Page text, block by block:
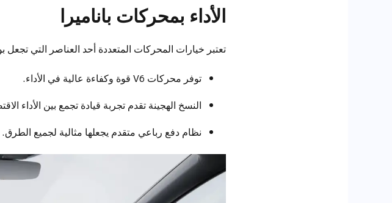
الأداء بمحركات باناميرا
تعتبر خيارات المحركات المتعددة أحد العناصر التي تجعل
توفر محركات V6 قوة وكفاءة عالية في الأداء.
النسخ الهجينة تقدم تجربة قيادة تجمع بين الأداء
نظام دفع رباعي متقدم يجعلها مثالية لجميع الطرق.